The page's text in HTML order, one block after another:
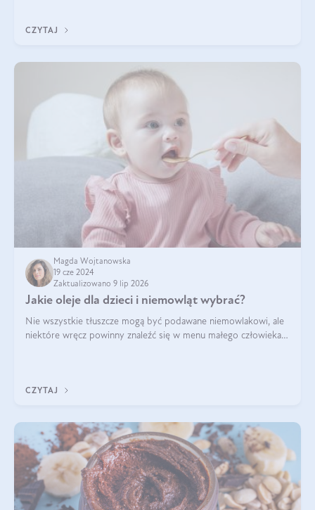
CZYTAJ
Magda Wojtanowska
19 cze 2024
Zaktualizowano 9 lip 2026
Jakie oleje dla dzieci i niemowląt wybrać?
Nie wszystkie tłuszcze mogą być podawane niemowlakowi, ale
niektóre wręcz powinny znaleźć się w menu małego człowieka.
CZYTAJ